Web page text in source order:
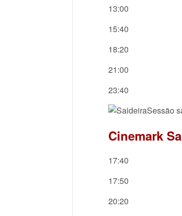
13:00
15:40
18:20
21:00
23:40
Sessão
Cinemark
17:40
17:50
20:20